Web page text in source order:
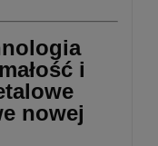
i
nowej